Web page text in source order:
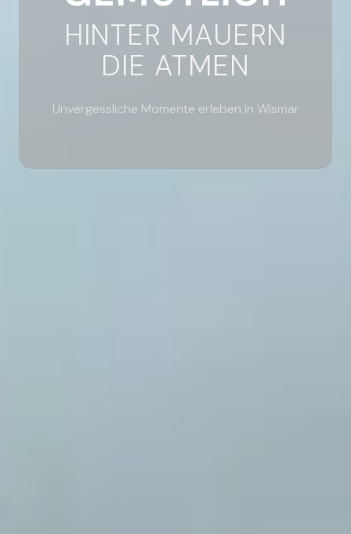
HINTER MAUERN
DIE ATMEN
Unvergessliche Momente erleben in Wismar